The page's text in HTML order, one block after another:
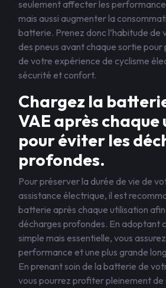
seulement affecter les
mais aussi augmenter la
batterie. Prenez donc l’habitude de
des pneus avant chaque sortie
de votre expérience de cyclisme
sécurité et confort.
Chargez la
VAE après
pour éviter les
profondes.
Pour préserver la durée de vie de
assistance électrique, il est
batterie après chaque utilisation afin
décharges profondes. En adoptant
simple mais essentielle, vous
performance et une plus grande
En prenant soin de la batterie de
vous pourrez profiter pleinement